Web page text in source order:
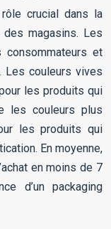
crucial dans la
des magasins. Les
consommateurs et
Les couleurs vives
les produits qui
les couleurs plus
les produits qui
En moyenne,
en moins de 7
d’un packaging